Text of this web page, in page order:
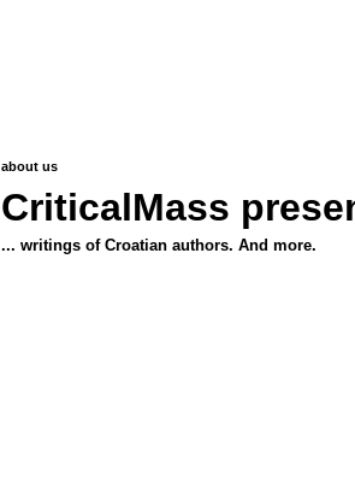
about us
CriticalMass
... writings of Croatian authors. And more.